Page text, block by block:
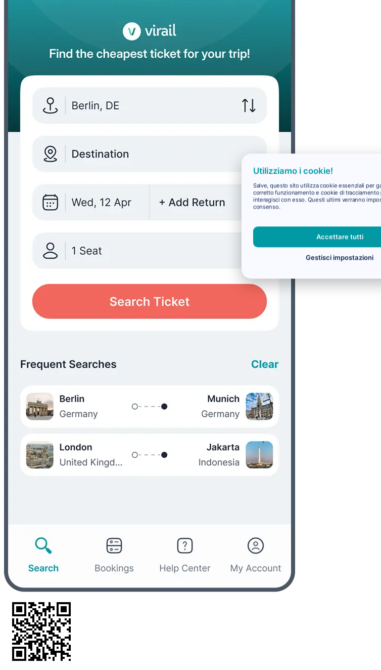
Utilizziamo i cookie!
Salve, questo sito utilizza cookie essenziali per
corretto funzionamento e cookie di tracciamento
interagisci con esso. Questi ultimi verranno
consenso.
Accettare tutti
Gestisci impostazioni